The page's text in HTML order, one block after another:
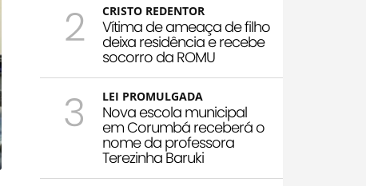
2 CRISTO REDENTOR
Vítima de ameaça de filho
deixa residência e recebe
socorro da ROMU
3 LEI PROMULGADA
Nova escola municipal
em Corumbá receberá o
nome da professora
Terezinha Baruki